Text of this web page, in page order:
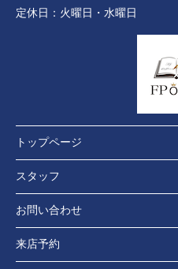
定休日： 火曜日・水曜日
トップページ
スタッフ
お問い合わせ
来店予約